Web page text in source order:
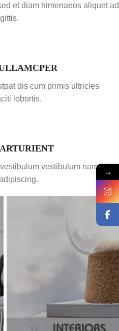
et diam himenaeos aliquet ad
dis cum primis ultricies
lobortis.
vestibulum nam
→